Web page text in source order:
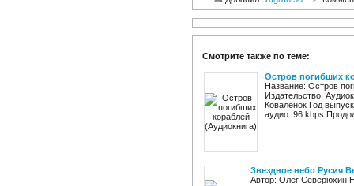
Смотрите также по теме:
Остров погибших
Название: Остров
Издательство:
Ковалёнок Год
аудио: 96 kbps
Звездное небо Русия
Автор: Олег Северюхин